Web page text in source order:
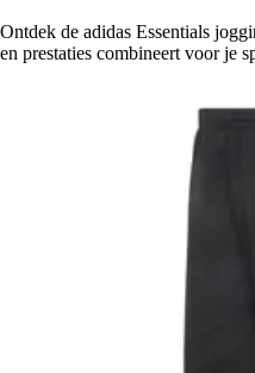
Ontdek de adidas Essentials
en prestaties combineert voor je